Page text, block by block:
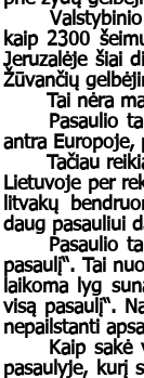
kaip 2300
Jeruzalėje šiai
Žūvančių
Tai nėra
antra Europoje,
Lietuvoje per
litvakų
daug pasauliui
pasaulį“. Tai
laikoma lyg
visą pasaulį“.
nepailstanti
pasaulyje, kurį